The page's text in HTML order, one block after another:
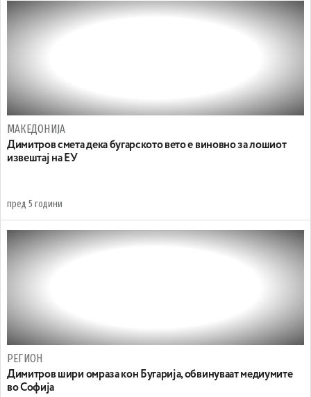
МАКЕДОНИЈА
Димитров смета дека бугарското вето е виновно за лошиот
извештај на ЕУ
пред 5 години
РЕГИОН
Димитров шири омраза кон Бугарија, обвинуваат медиумите
во Софија